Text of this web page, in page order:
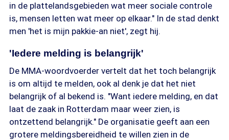
in de plattelandsgebieden wat meer sociale controle
is, mensen letten wat meer op elkaar." In de stad denkt
men 'het is mijn pakkie-an niet', zegt hij.
'Iedere melding is belangrijk'
De MMA-woordvoerder vertelt dat het toch belangrijk
is om altijd te melden, ook al denk je dat het niet
belangrijk of al bekend is. "Want iedere melding, en dat
laat de zaak in Rotterdam maar weer zien, is
ontzettend belangrijk." De organisatie geeft aan een
grotere meldingsbereidheid te willen zien in de